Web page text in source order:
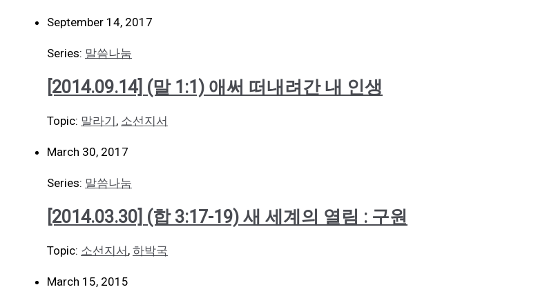
September 14, 2017
Series: 말씀나눔
[2014.09.14] (말 1:1) 애써 떠내려간 내 인생
Topic: 말라기, 소선지서
March 30, 2017
Series: 말씀나눔
[2014.03.30] (합 3:17-19) 새 세계의 열림 : 구원
Topic: 소선지서 , 하박국
March 15, 2015